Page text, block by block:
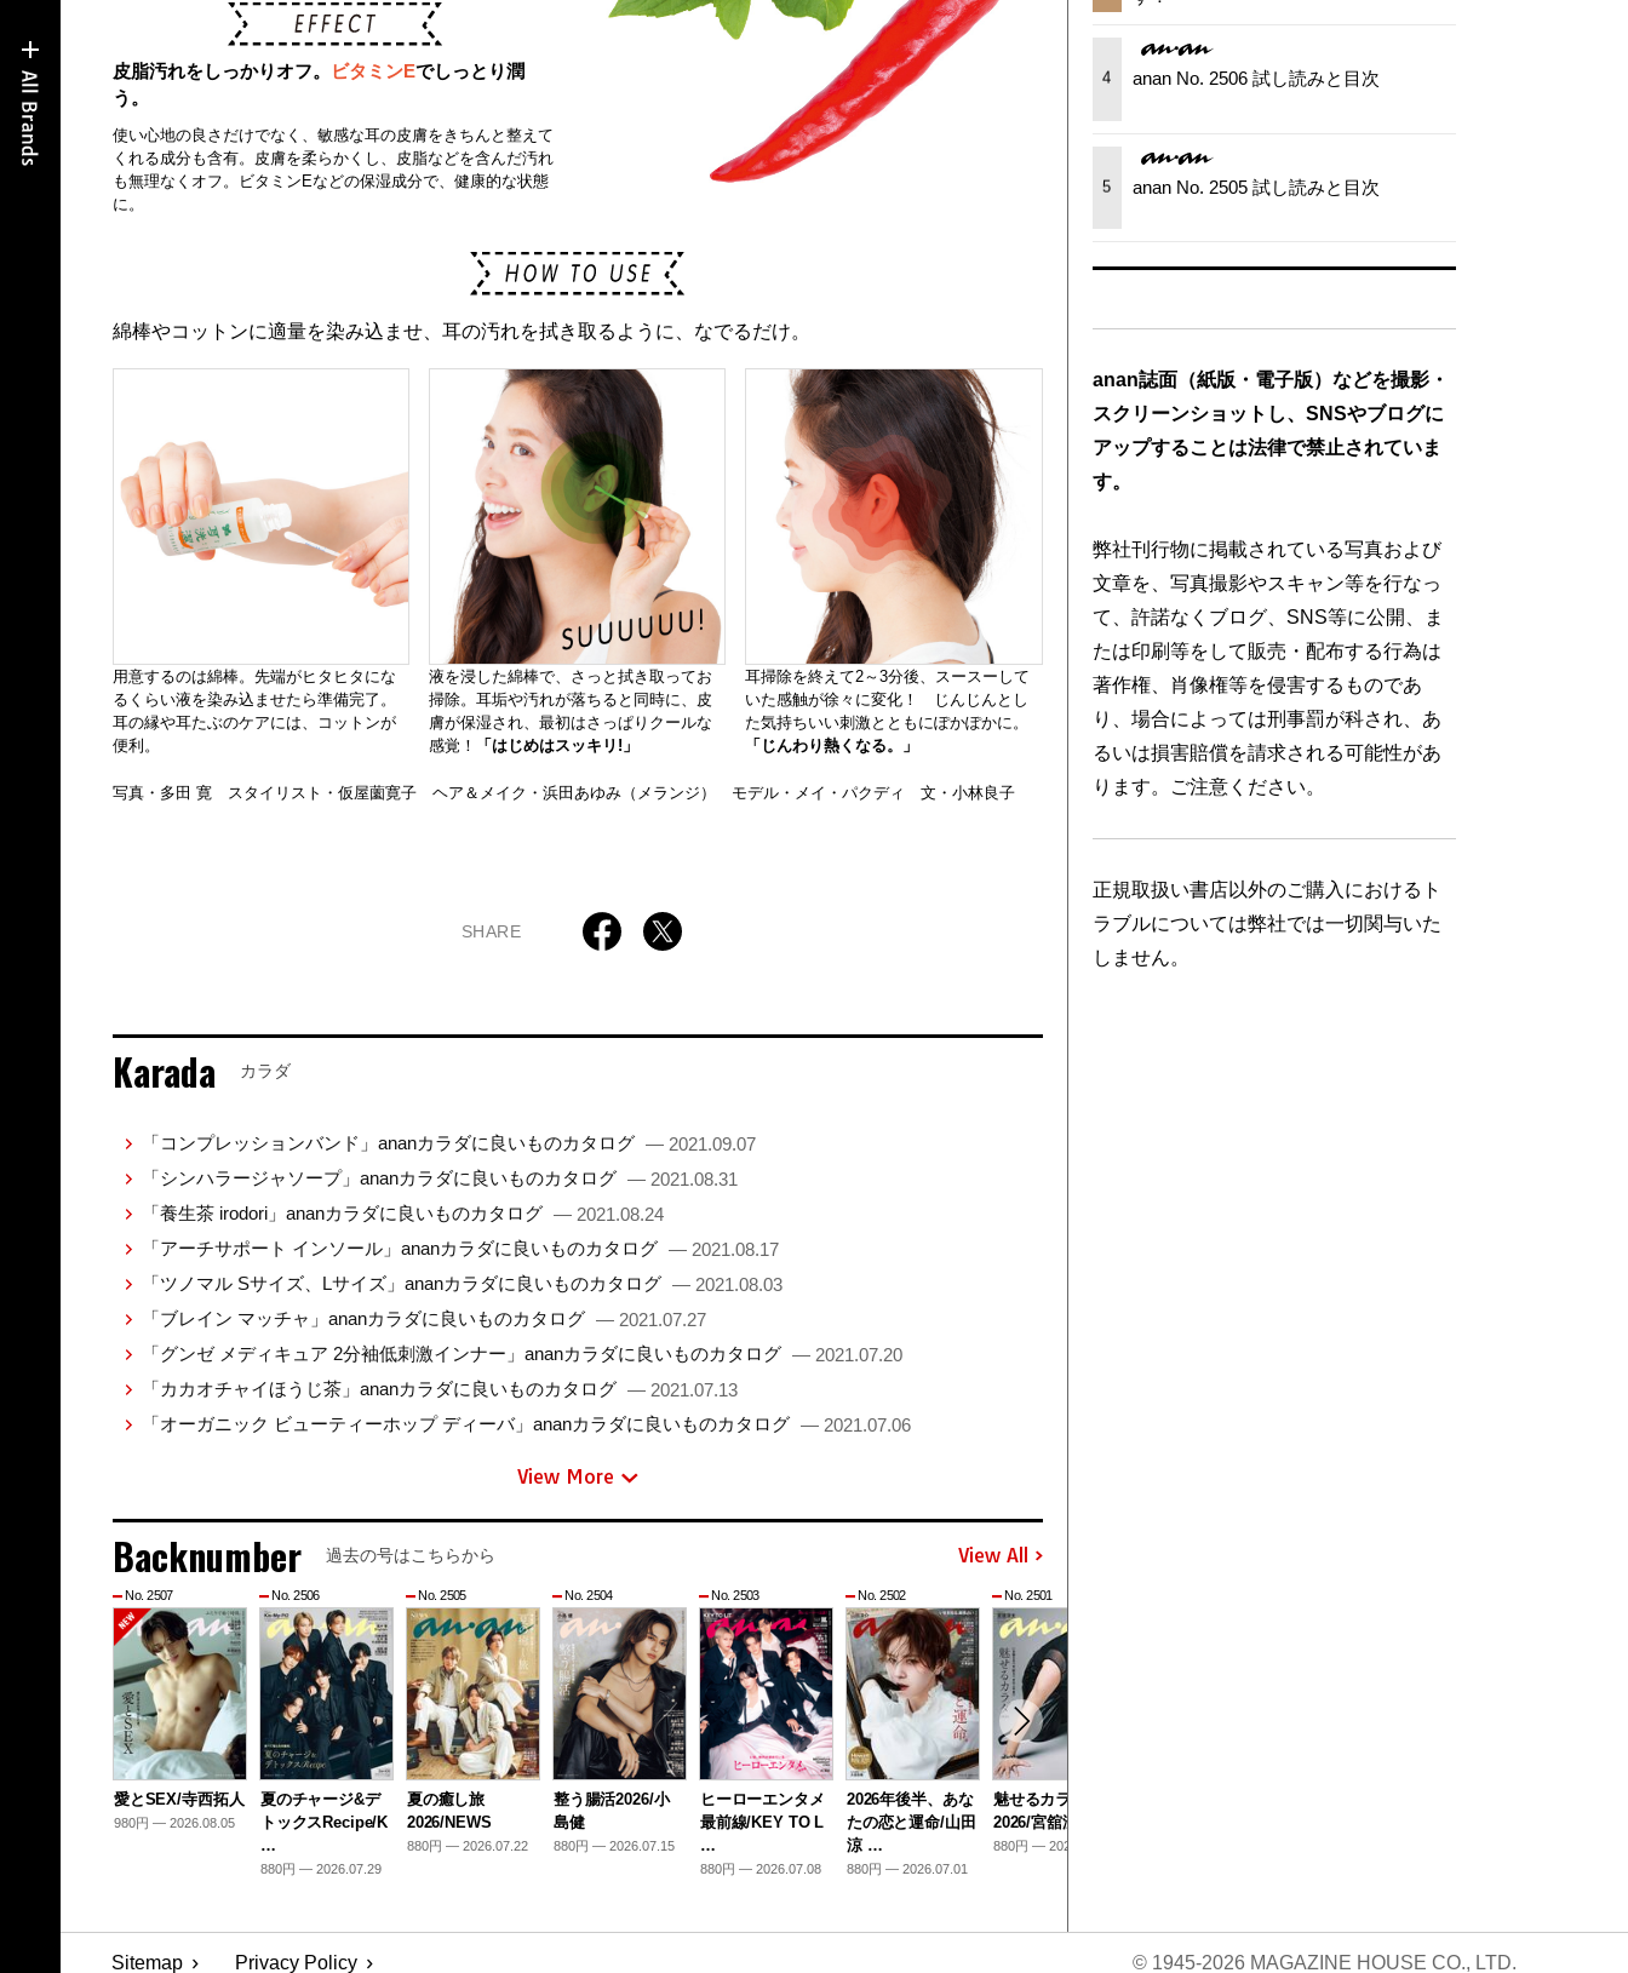
皮脂汚れをしっかりオフ。 ビタミンEでしっとり潤
う。
使い心地の良さだけでなく、敏感な耳の皮膚をきちんと整えて
くれる成分も含有。皮膚を柔らかくし、皮脂などを含んだ汚れ
も無理なくオフ。ビタミンEなどの保湿成分で、健康的な状態
に。
綿棒やコットンに適量を染み込ませ、耳の汚れを拭き取るように、なでるだけ。
用意するのは綿棒。先端がヒタヒタにな
るくらい液を染み込ませたら準備完了。
耳の縁や耳たぶのケアには、コットンが
便利。
液を浸した綿棒で、さっと拭き取ってお
掃除。耳垢や汚れが落ちると同時に、皮
膚が保湿され、最初はさっぱりクールな
感覚！
「はじめはスッキリ!」
耳掃除を終えて2～3分後、スースーして
いた感触が徐々に変化！ じんじんとし
た気持ちいい刺激とともにぽかぽかに。
「じんわり熱くなる。」
写真・多田 寛 スタイリスト・仮屋薗寛子 ヘア＆メイク・浜田あゆみ（メランジ） モデル・メイ・パクディ 文・小林良子
SHARE
Karada カラダ
「コンプレッションバンド」ananカラダに良いものカタログ — 2021.09.07
「シンハラージャソープ」ananカラダに良いものカタログ — 2021.08.31
「養生茶 irodori」ananカラダに良いものカタログ — 2021.08.24
「アーチサポート インソール」ananカラダに良いものカタログ — 2021.08.17
「ツノマル Sサイズ、Lサイズ」ananカラダに良いものカタログ — 2021.08.03
「ブレイン マッチャ」ananカラダに良いものカタログ — 2021.07.27
「グンゼ メディキュア 2分袖低刺激インナー」ananカラダに良いものカタログ — 2021.07.20
「カカオチャイほうじ茶」ananカラダに良いものカタログ — 2021.07.13
「オーガニック ビューティーホップ ディーバ」ananカラダに良いものカタログ — 2021.07.06
View More
Backnumber 過去の号はこちらから View All
No. 2507
愛とSEX/寺西拓人
980円 — 2026.08.05
No. 2506
夏のチャージ&デ
トックスRecipe/K
…
880円 — 2026.07.29
No. 2505
夏の癒し旅
2026/NEWS
880円 — 2026.07.22
No. 2504
整う腸活2026/小
島健
880円 — 2026.07.15
No. 2503
ヒーローエンタメ
最前線/KEY TO L
…
880円 — 2026.07.08
No. 2502
2026年後半、あな
たの恋と運命/山田
涼 …
880円 — 2026.07.01
No. 2501
魅せるカラダ
2026/宮舘涼太
880円 — 2026.06.24
4 anan No. 2506 試し読みと目次
5 anan No. 2505 試し読みと目次
anan誌面（紙版・電子版）などを撮影・
スクリーンショットし、SNSやブログに
アップすることは法律で禁止されていま
す。
弊社刊行物に掲載されている写真および
文章を、写真撮影やスキャン等を行なっ
て、許諾なくブログ、SNS等に公開、ま
たは印刷等をして販売・配布する行為は
著作権、肖像権等を侵害するものであ
り、場合によっては刑事罰が科され、あ
るいは損害賠償を請求される可能性があ
ります。ご注意ください。
正規取扱い書店以外のご購入におけるト
ラブルについては弊社では一切関与いた
しません。
Sitemap Privacy Policy © 1945-2026 MAGAZINE HOUSE CO., LTD.